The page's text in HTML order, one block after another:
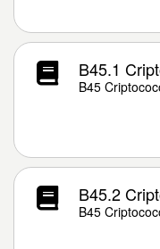
B45.1
B45
B45.2
B45